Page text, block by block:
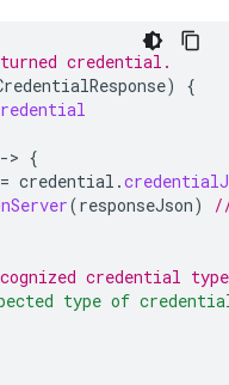
credential.
)
{
-> {
= credential .
(responseJson)
credential
type of